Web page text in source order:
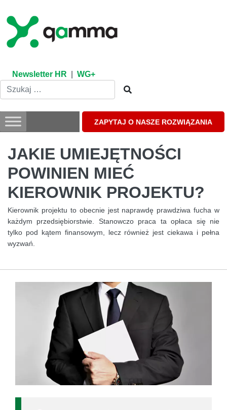
content
Newsletter HR WG+
ZAPYTAJ O NASZE ROZWIĄZANIA
JAKIE UMIEJĘTNOŚCI
POWINIEN MIEĆ
KIEROWNIK PROJEKTU?
Kierownik projektu to obecnie jest naprawdę prawdziwa fucha w
każdym przedsiębiorstwie. Stanowczo praca ta opłaca się nie
tylko pod kątem finansowym, lecz również jest ciekawa i pełna
wyzwań.